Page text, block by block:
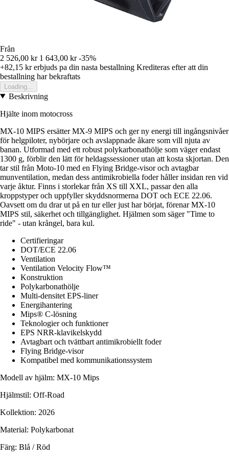
Från
2 526,00 kr 1 643,00 kr -35%
+82,15 krerbjuds pa din nasta bestallning Krediteras efter att din
bestallning har bekraftats
Loading...
Beskrivning
Hjälte inom motocross
MX-10 MIPS ersätter MX-9 MIPS och ger ny energi till ingångsnivåer
för helgpiloter, nybörjare och avslappnade åkare som vill njuta av
banan. Utformad med ett robust polykarbonathölje som väger endast
1300 g, förblir den lätt för heldagssessioner utan att kosta skjortan. Den
tar stil från Moto-10 med en Flying Bridge-visor och avtagbar
munventilation, medan dess antimikrobiella foder håller insidan ren vid
varje åktur. Finns i storlekar från XS till XXL, passar den alla
kroppstyper och uppfyller skyddsnormerna DOT och ECE 22.06.
Oavsett om du drar ut på en tur eller just har börjat, förenar MX-10
MIPS stil, säkerhet och tillgänglighet. Hjälmen som säger "Time to
ride" - utan krångel, bara kul.
Certifieringar
DOT/ECE 22.06
Ventilation
Ventilation Velocity Flow™
Konstruktion
Polykarbonathölje
Multi-densitet EPS-liner
Energihantering
Mips® C-lösning
Teknologier och funktioner
EPS NRR-klavikelskydd
Avtagbart och tvättbart antimikrobiellt foder
Flying Bridge-visor
Kompatibel med kommunikationssystem
Modell av hjälm: MX-10 Mips
Hjälmstil: Off-Road
Kollektion: 2026
Material: Polykarbonat
Färg: Blå / Röd